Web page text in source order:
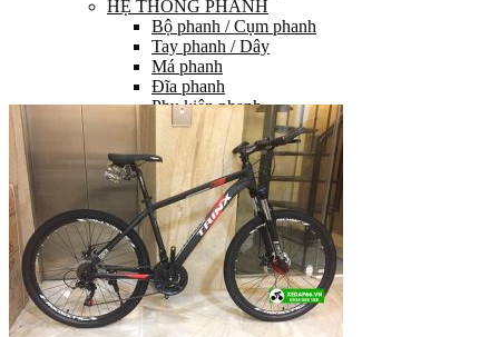
HỆ THỐNG PHANH
Bộ phanh / Cụm phanh
Tay phanh / Dây
Má phanh
Đĩa phanh
Phụ kiện phanh
PHỤ TÙNG KHÁC…
Cọc yên
Ổ bi
Phụ tùng khác
Khuyến mãi
Dịch vụ
Bảo dưỡng
Góc kỹ thuật
Tin tức
Liên hệ